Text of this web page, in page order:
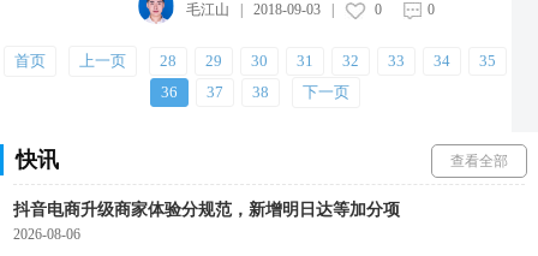
毛江山 2018-09-03| 0 0
首页 上一页 28 29 30 31 32 33 34
35
36
37 38 下一页
快讯 查看全部
北京第6家山姆会员店即将开业
2026-08-07
抖音电商升级商家体验分规范，新增明日达等加分项
2026-08-06